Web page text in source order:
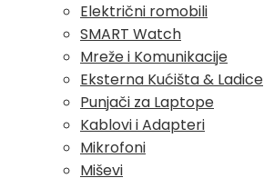
Električni romobili
SMART Watch
Mreže i Komunikacije
Eksterna Kućišta & Ladice
Punjači za Laptope
Kablovi i Adapteri
Mikrofoni
Miševi